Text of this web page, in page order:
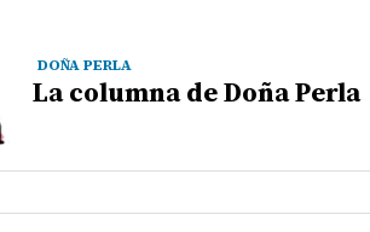
DOÑA PERLA
La columna de Doña Perla